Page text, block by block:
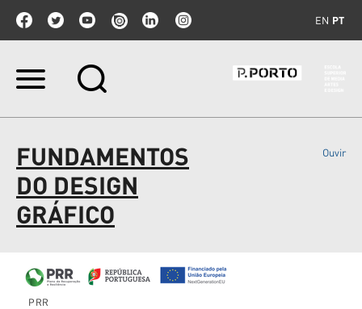
EN PT
Ir
Ir
para
a
navegação
FUNDAMENTOS
DO DESIGN
GRÁFICO
Ouvir
PRR